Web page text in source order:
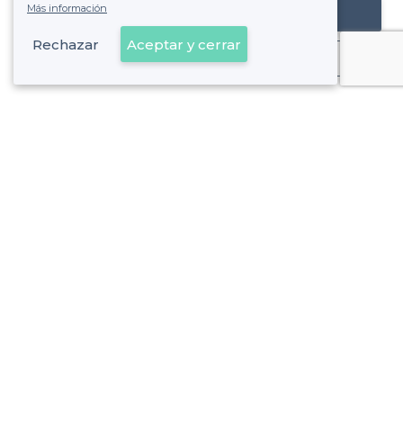
Registrar mi establecimiento
Ya es cliente
Más información
Rechazar Aceptar y cerrar